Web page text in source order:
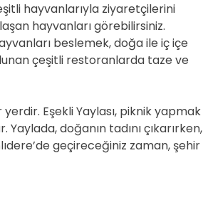
hayvanlarıyla ziyaretçilerini
hayvanları görebilirsiniz.
beslemek, doğa ile iç içe
çeşitli restoranlarda taze ve
Eşekli Yaylası, piknik yapmak
doğanın tadını çıkarırken,
geçireceğiniz zaman, şehir